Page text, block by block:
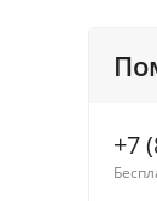
+7